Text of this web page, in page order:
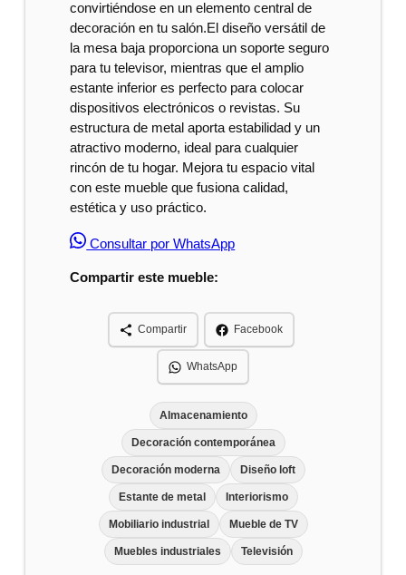
convirtiéndose en un elemento central de
decoración en tu salón.El diseño versátil de
la mesa baja proporciona un soporte seguro
para tu televisor, mientras que el amplio
estante inferior es perfecto para colocar
dispositivos electrónicos o revistas. Su
estructura de metal aporta estabilidad y un
atractivo moderno, ideal para cualquier
rincón de tu hogar. Mejora tu espacio vital
con este mueble que fusiona calidad,
estética y uso práctico.
Consultar por WhatsApp
Compartir este mueble:
Compartir Facebook
WhatsApp
Almacenamiento
Decoración contemporánea
Decoración moderna Diseño loft
Estante de metal Interiorismo
Mobiliario industrial Mueble de TV
Muebles industriales Televisión